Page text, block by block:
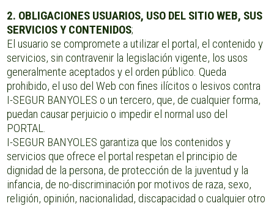
2. OBLIGACIONES USUARIOS, USO DEL SITIO WEB, SUS
SERVICIOS Y CONTENIDOS;
El usuario se compromete a utilizar el portal, el contenido y
servicios, sin contravenir la legislación vigente, los usos
generalmente aceptados y el orden público. Queda
prohibido, el uso del Web con fines ilícitos o lesivos contra
I-SEGUR BANYOLES o un tercero, que, de cualquier forma,
puedan causar perjuicio o impedir el normal uso del
PORTAL.
I-SEGUR BANYOLES garantiza que los contenidos y
servicios que ofrece el portal respetan el principio de
dignidad de la persona, de protección de la juventud y la
infancia, de no-discriminación por motivos de raza, sexo,
religión, opinión, nacionalidad, discapacidad o cualquier otro